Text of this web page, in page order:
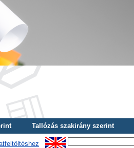
Tallózás szakirány szerint